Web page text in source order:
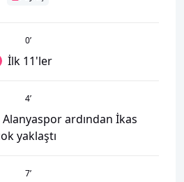
0’
İlk 11'ler
4’
ardından İkas
yaklaştı
7’